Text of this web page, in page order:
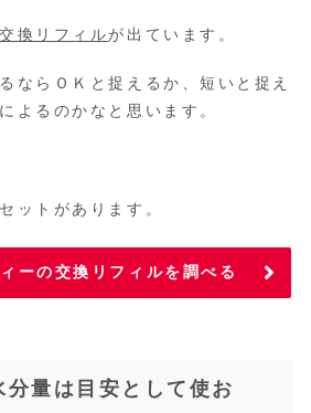
交換リフィルが出ています。
ならＯＫと捉えるか、短いと捉え
よるのかなと思います。
ットがあります。
ーの交換リフィルを調べる
分量は目安として使お